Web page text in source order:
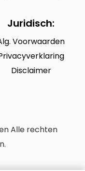
Juridisch:
Voorwaarden
Disclaimer
Alle rechten